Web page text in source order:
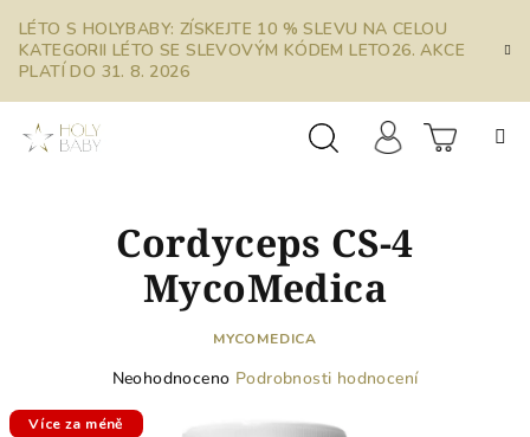
obsah
LÉTO S HOLYBABY: ZÍSKEJTE 10 % SLEVU NA CELOU
KATEGORII LÉTO SE SLEVOVÝM KÓDEM LETO26. AKCE
PLATÍ DO 31. 8. 2026
Cordyceps CS-4
MycoMedica
MYCOMEDICA
Průměrné
produktu
Neohodnoceno Podrobnosti hodnocení
Více za méně